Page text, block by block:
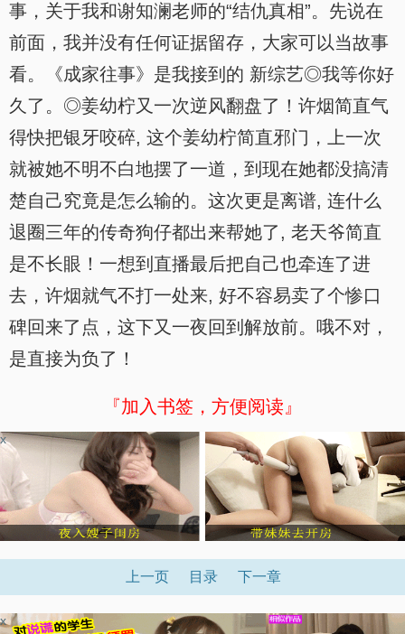
事，关于我和谢知澜老师的“结仇真相”。先说在
前面，我并没有任何证据留存，大家可以当故事
看。《成家往事》是我接到的 新综艺◎我等你好
久了。◎姜幼柠又一次逆风翻盘了！许烟简直气
得快把银牙咬碎, 这个姜幼柠简直邪门，上一次
就被她不明不白地摆了一道，到现在她都没搞清
楚自己究竟是怎么输的。这次更是离谱, 连什么
退圈三年的传奇狗仔都出来帮她了, 老天爷简直
是不长眼！一想到直播最后把自己也牵连了进
去，许烟就气不打一处来, 好不容易卖了个惨口
碑回来了点，这下又一夜回到解放前。哦不对，
是直接为负了！
『加入书签，方便阅读』
x
上一页 目录 下一章
x